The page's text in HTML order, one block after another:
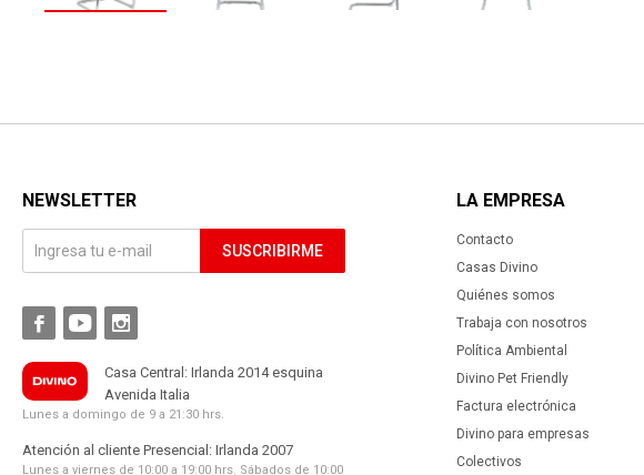
LA EMPRESA
Contacto
Casas Divino
Quiénes somos
Trabaja con nosotros
Política Ambiental
Divino Pet Friendly
Factura electrónica
Divino para empresas
Colectivos
NEWSLETTER
SUSCRIBIRME
  
Casa Central: Irlanda 2014 esquina
Avenida Italia
Lunes a domingo de 9 a 21:30 hrs.
Atención al cliente Presencial: Irlanda 2007
Lunes a viernes de 10:00 a 19:00 hrs. Sábados de 10:00